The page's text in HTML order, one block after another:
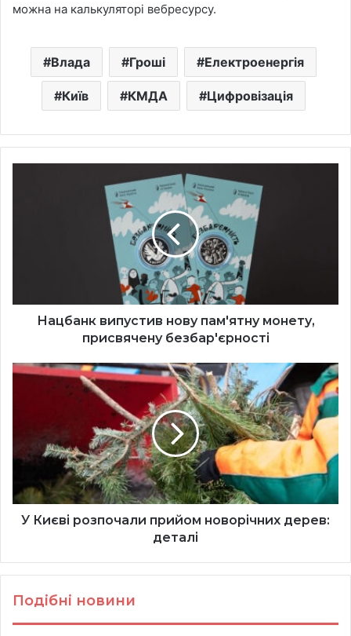
можна на калькуляторі вебресурсу.
Влада Гроші Електроенергія
Київ КМДА Цифровізація
Нацбанк випустив нову пам'ятну монету,
присвячену безбар'єрності
У
новорічних
дерев:
У Києві розпочали прийом новорічних дерев:
деталі
Подібні новини